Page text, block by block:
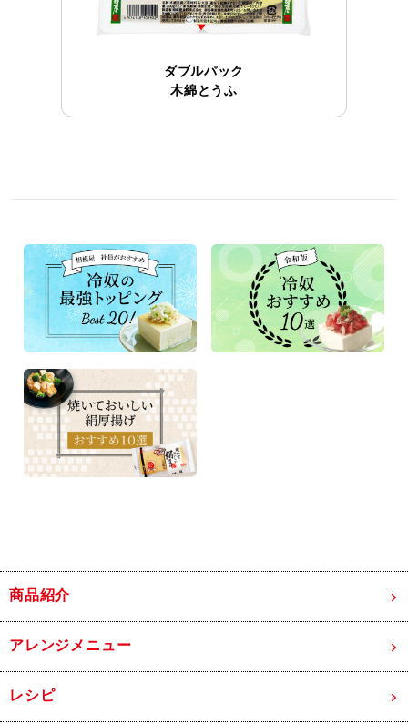
ダブルパック
木綿とうふ
商品紹介
アレンジメニュー
レシピ